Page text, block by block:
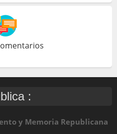
:
y Memoria Republicana